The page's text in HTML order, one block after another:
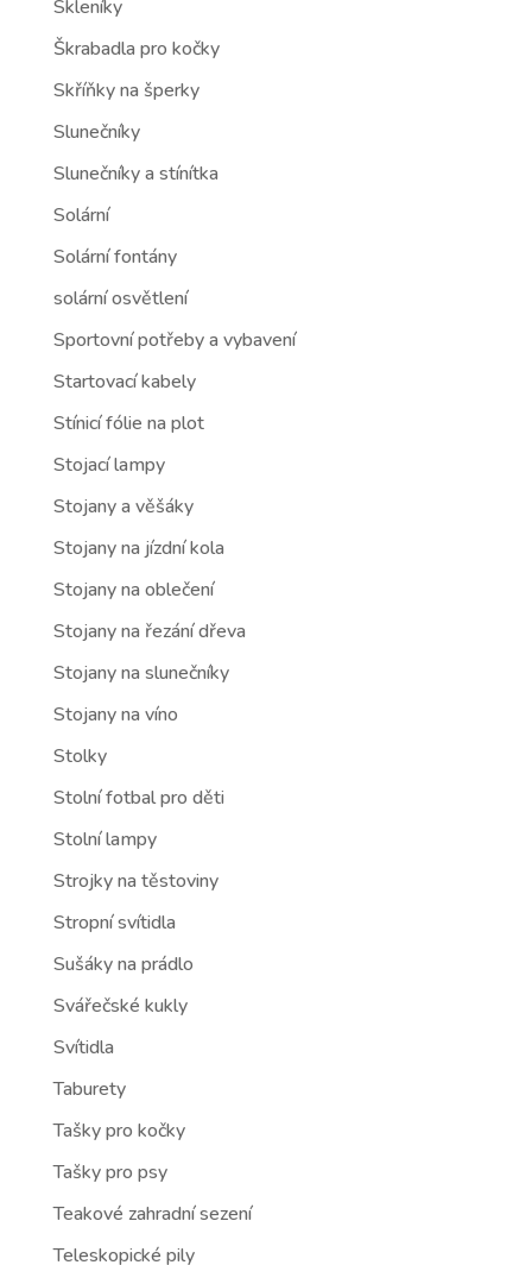
Skleníky
Škrabadla pro kočky
Skříňky na šperky
Slunečníky
Slunečníky a stínítka
Solární
Solární fontány
solární osvětlení
Sportovní potřeby a vybavení
Startovací kabely
Stínicí fólie na plot
Stojací lampy
Stojany a věšáky
Stojany na jízdní kola
Stojany na oblečení
Stojany na řezání dřeva
Stojany na slunečníky
Stojany na víno
Stolky
Stolní fotbal pro děti
Stolní lampy
Strojky na těstoviny
Stropní svítidla
Sušáky na prádlo
Svářečské kukly
Svítidla
Taburety
Tašky pro kočky
Tašky pro psy
Teakové zahradní sezení
Teleskopické pily